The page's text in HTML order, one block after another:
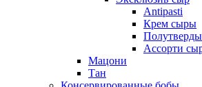
Antipasti
Крем сыры
Ассорти
Мацони
Тан